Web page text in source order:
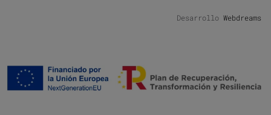
Desarrollo Webdreams